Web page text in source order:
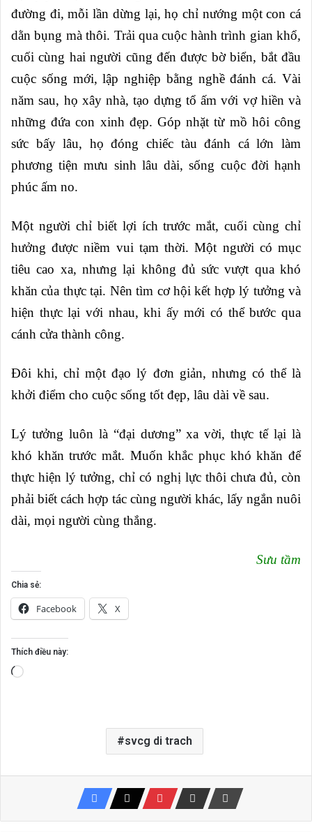
đường đi, mỗi lần dừng lại, họ chỉ nướng một con cá
dằn bụng mà thôi. Trải qua cuộc hành trình gian khổ,
cuối cùng hai người cũng đến được bờ biển, bắt đầu
cuộc sống mới, lập nghiệp bằng nghề đánh cá. Vài
năm sau, họ xây nhà, tạo dựng tổ ấm với vợ hiền và
những đứa con xinh đẹp. Góp nhặt từ mồ hôi công
sức bấy lâu, họ đóng chiếc tàu đánh cá lớn làm
phương tiện mưu sinh lâu dài, sống cuộc đời hạnh
phúc ấm no.
Một người chỉ biết lợi ích trước mắt, cuối cùng chỉ
hưởng được niềm vui tạm thời. Một người có mục
tiêu cao xa, nhưng lại không đủ sức vượt qua khó
khăn của thực tại. Nên tìm cơ hội kết hợp lý tưởng và
hiện thực lại với nhau, khi ấy mới có thể bước qua
cánh cửa thành công.
Đôi khi, chỉ một đạo lý đơn giản, nhưng có thể là
khởi điểm cho cuộc sống tốt đẹp, lâu dài về sau.
Lý tưởng luôn là “đại dương” xa vời, thực tế lại là
khó khăn trước mắt. Muốn khắc phục khó khăn để
thực hiện lý tưởng, chỉ có nghị lực thôi chưa đủ, còn
phải biết cách hợp tác cùng người khác, lấy ngắn nuôi
dài, mọi người cùng thắng.
Sưu tầm
Chia sẻ:
Facebook X
Thích điều này:
Đang
svcg di trach